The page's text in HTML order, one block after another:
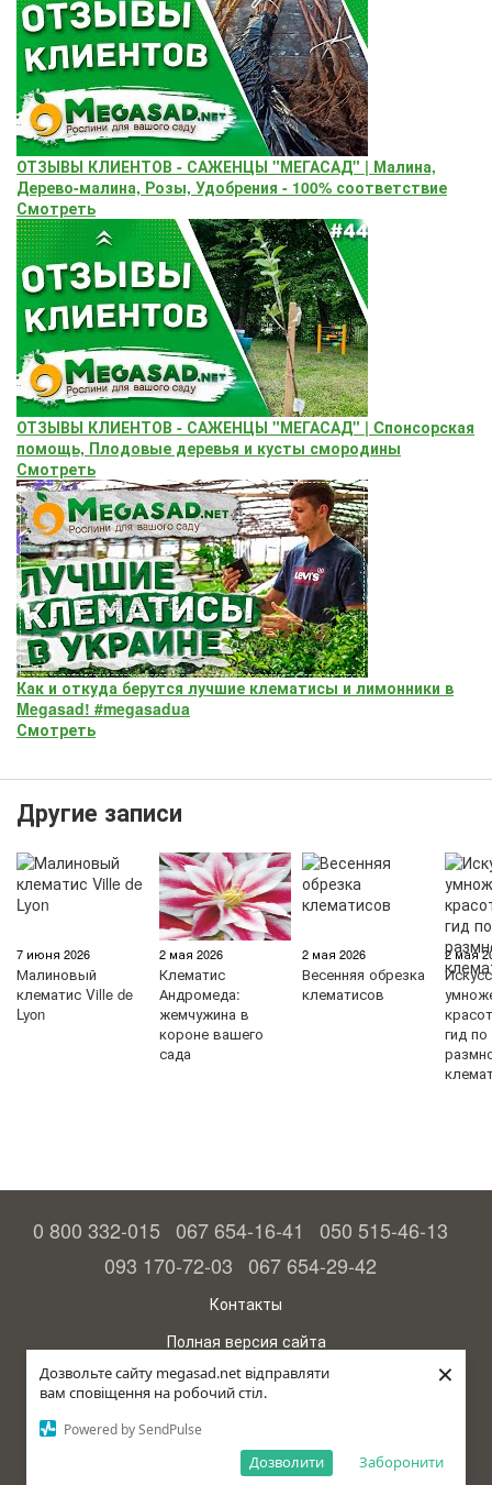
Дозвольте сайту megasad.net відправляти
вам сповіщення на робочий стіл.
Powered by SendPulse
Заборонити
Дозволити
×
ОТЗЫВЫ КЛИЕНТОВ - САЖЕНЦЫ "МЕГАСАД" | Малина,
Дерево-малина, Розы, Удобрения - 100% соответствие
Смотреть
ОТЗЫВЫ КЛИЕНТОВ - САЖЕНЦЫ "МЕГАСАД" | Cпонсорская
помощь, Плодовые деревья и кусты смородины
Смотреть
Как и откуда берутся лучшие клематисы и лимонники в
Megasad! #megasadua
Смотреть
Другие записи
7 июня 2026
Малиновый
клематис Ville de
Lyon
2 мая 2026
Клематис
Андромеда:
жемчужина в
короне вашего
сада
2 мая 2026
Весенняя обрезка
клематисов
2 мая
гид по
0 800 332-015 067 654-16-41
050 515-46-13
093 170-72-03 067 654-29-42
Контакты
Полная версия сайта
© 2015—2026
Megasad - гарантия высокого урожая